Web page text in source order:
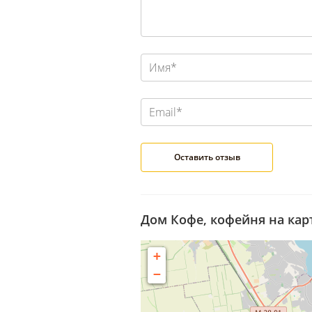
Дом Кофе, кофейня на
+
−